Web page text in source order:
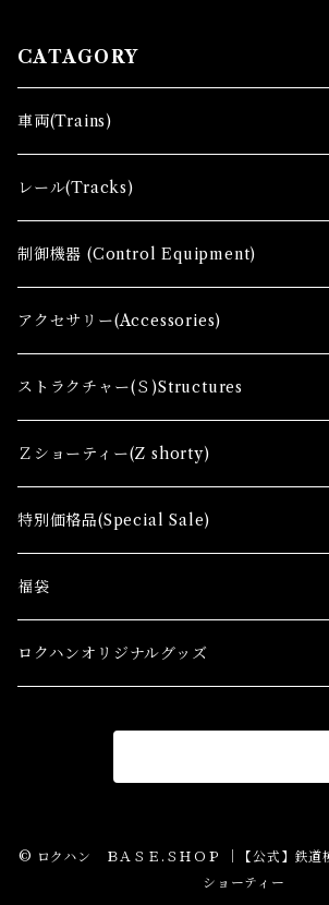
CATAGORY
車両(Trains)
Ｚゲージ車両(Ｔ) Zgauge Trains
Ｚゲージスターターセット(G) Z Starter
Zゲージファーストセット(E) Z First Sets
レール(Tracks)
レール(R)Tracks
レールセット(R) Track Sets
レール関連商品(Track related goods)
制御機器 (Control Equipment)
制御機器（Ｃ＆ＲＣ）Control Equipment
制御機器（Ａ）Control Accessory
アクセサリー(Accessories)
アクセサリー(A) Accessories
コンテナ(Ａ) Container Cargo
ストラクチャー(Ｓ)Structures
Ｚショーティー(Z shorty)
車両（ST）Z Shorty Trains
アクセサリー&ストラクチャー(SA&SS)
スターターセット(SG) Starter Sets
特別価格品(Special Sale)
Ｚゲージ車両(特別価格) Trains
在宅支援キャンペーン
Ｚゲージアクセサリー(特別価格)
Ｚゲージレール(特別価格) Truck
福袋
ロクハンオリジナルグッズ
© ロクハン ＢＡＳＥ.ＳＨＯＰ ｜【公式】鉄
ショーティー